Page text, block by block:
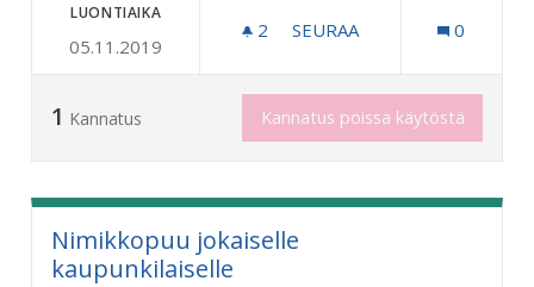
LUONTIAIKA
05.11.2019
2 2 SEURAAJAA
SEURAA 0
1 Kannatus Kannatus poissa käytöstä
Nimikkopuu jokaiselle
kaupunkilaiselle